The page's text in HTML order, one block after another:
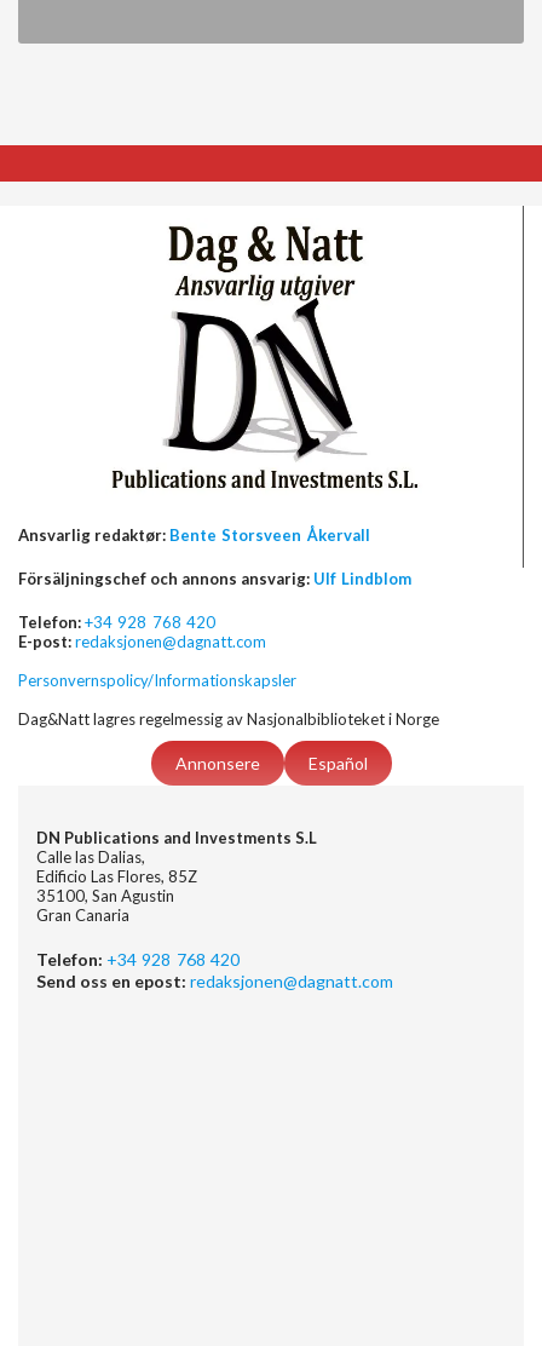
Ansvarlig redaktør: Bente Storsveen Åkervall
Försäljningschef och annons ansvarig: Ulf Lindblom
Telefon:+34 928 768 420
E-post:redaksjonen@dagnatt.com
Personvernspolicy/Informationskapsler
Dag&Natt lagres regelmessig av Nasjonalbiblioteket i Norge
Annonsere Español
DN Publications and Investments S.L
Calle las Dalias,
Edificio Las Flores, 85Z
35100, San Agustin
Gran Canaria
Telefon: +34 928 768 420
Send oss en epost: redaksjonen@dagnatt.com